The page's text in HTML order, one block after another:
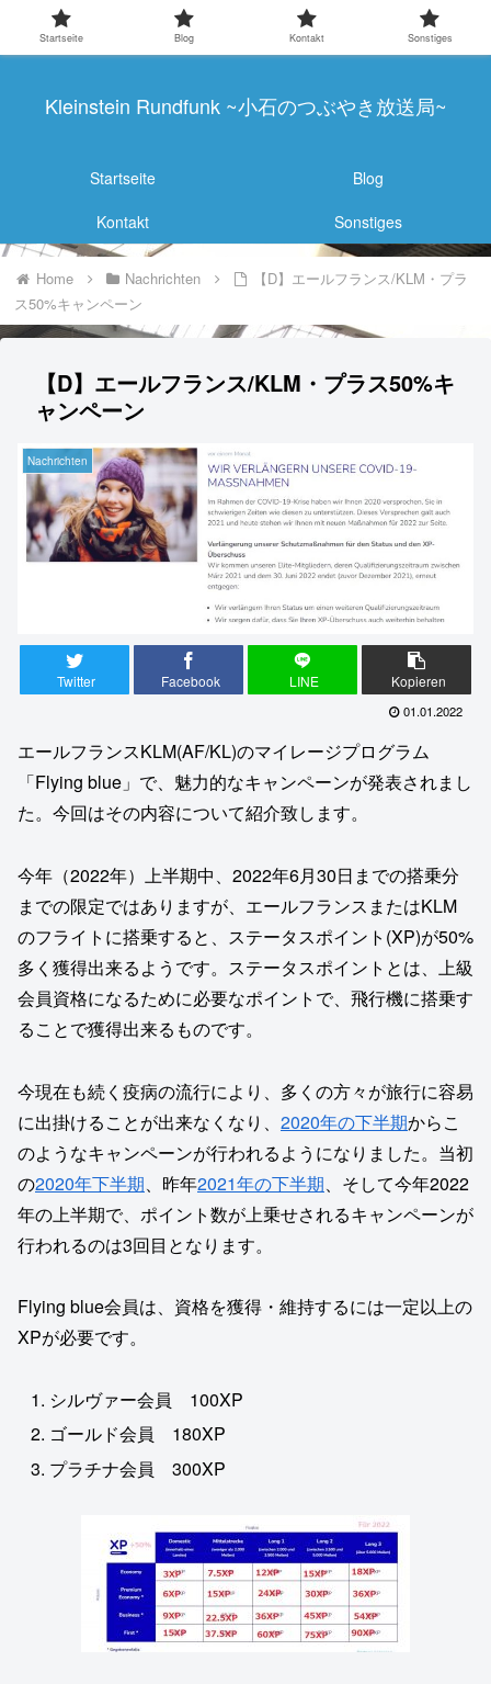
Kleinstein Rundfunk ~小石のつぶやき放送局~
Startseite
Blog
Kontakt
Sonstiges
Home Nachrichten
【D】エールフランス/KLM・プラ
ス50%キャンペーン
【D】エールフランス/KLM・プラス50%キ
ャンペーン
Nachrichten
Twitter Facebook LINE Kopieren
01.01.2022
エールフランスKLM(AF/KL)のマイレージプログラム
「Flying blue」で、魅力的なキャンペーンが発表されまし
た。今回はその内容について紹介致します。
今年（2022年）上半期中、2022年6月30日までの搭乗分
までの限定ではありますが、エールフランスまたはKLM
のフライトに搭乗すると、ステータスポイント(XP)が50%
多く獲得出来るようです。ステータスポイントとは、上級
会員資格になるために必要なポイントで、飛行機に搭乗す
ることで獲得出来るものです。
今現在も続く疫病の流行により、多くの方々が旅行に容易
に出掛けることが出来なくなり、 2020年の下半期からこ
のようなキャンペーンが行われるようになりました。当初
の2020年下半期 、昨年2021年の下半期 、そして今年2022
年の上半期で、ポイント数が上乗せされるキャンペーンが
行われるのは3回目となります。
Flying blue会員は、資格を獲得・維持するには一定以上の
XPが必要です。
シルヴァー会員 100XP
ゴールド会員 180XP
プラチナ会員 300XP
Startseite Blog Kontakt Sonstiges